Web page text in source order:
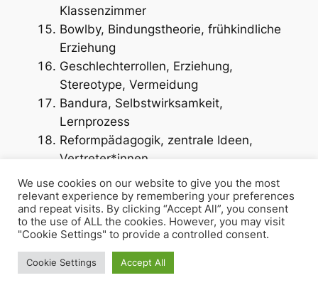
Klassenzimmer
Bowlby, Bindungstheorie, frühkindliche
Erziehung
Geschlechterrollen, Erziehung,
Stereotype, Vermeidung
Bandura, Selbstwirksamkeit,
Lernprozess
Reformpädagogik, zentrale Ideen,
Vertreter*innen
Kulturelle Vielfalt, interkulturelles
Verständnis
Bildungspolitik, Gestaltung,
Einflussfaktoren
Technologie, Erziehung, ethische
Überlegungen
We use cookies on our website to give you the most
relevant experience by remembering your preferences
and repeat visits. By clicking “Accept All”, you consent
to the use of ALL the cookies. However, you may visit
"Cookie Settings" to provide a controlled consent.
Cookie Settings Accept All